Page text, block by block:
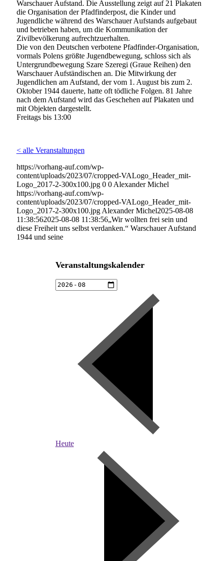
Warschauer Aufstand. Die Ausstellung zeigt auf 21 Plakaten
die Organisation der Pfadfinderpost, die Kinder und
Jugendliche während des Warschauer Aufstands aufgebaut
und betrieben haben, um die Kommunikation der
Zivilbevölkerung aufrechtzuerhalten.
Die von den Deutschen verbotene Pfadfinder-Organisation,
vormals Polens größte Jugendbewegung, schloss sich als
Untergrundbewegung Szare Szeregi (Graue Reihen) den
Warschauer Aufständischen an. Die Mitwirkung der
Jugendlichen am Aufstand, der vom 1. August bis zum 2.
Oktober 1944 dauerte, hatte oft tödliche Folgen. 81 Jahre
nach dem Aufstand wird das Geschehen auf Plakaten und
mit Objekten dargestellt.
Freitags bis 13:00
< alle Veranstaltungen
https://vorhang-auf.com/wp-
content/uploads/2023/07/cropped-VALogo_Header_mit-
Logo_2017-2-300x100.jpg 0 0 Alexander Michel
https://vorhang-auf.com/wp-
content/uploads/2023/07/cropped-VALogo_Header_mit-
Logo_2017-2-300x100.jpg Alexander Michel2025-08-08
11:38:562025-08-08 11:38:56„Wir wollten frei sein und
diese Freiheit uns selbst verdanken.“ Warschauer Aufstand
1944 und seine
Veranstaltungskalender
Heute